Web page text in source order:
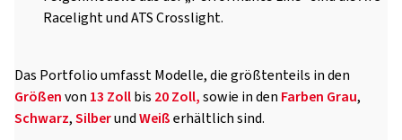
Racelight und ATS Crosslight.
Das Portfolio umfasst Modelle, die größtenteils in den
Größenvon 13 Zollbis 20 Zoll,sowie in den Farben Grau,
Schwarz,SilberundWeißerhältlich sind.